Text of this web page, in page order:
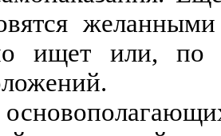
ищет или, по